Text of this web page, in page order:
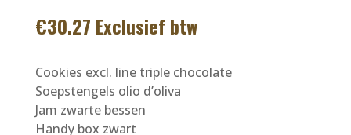
€30.27 Exclusief btw
Cookies excl. line triple chocolate
Soepstengels olio d’oliva
Jam zwarte bessen
Handy box zwart